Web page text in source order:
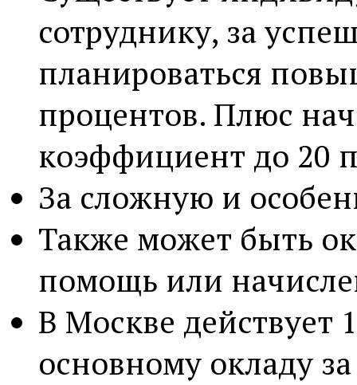
сотруднику, за
планироваться
процентов. Плюс
коэффициент до 20
За сложную и
Также может быть
помощь или
В Москве действует
основному окладу